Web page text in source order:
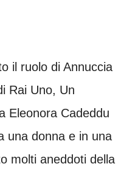
il ruolo di Annuccia
Rai Uno, Un
Eleonora Cadeddu
una donna e in una
molti aneddoti della